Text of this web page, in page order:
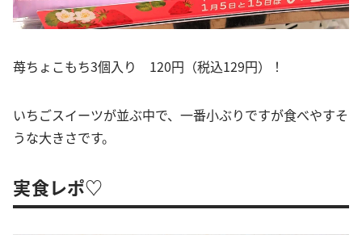
苺ちょこもち3個入り 120円（税込129円）！
いちごスイーツが並ぶ中で、一番小ぶりですが食べやすそ
うな大きさです。
実食レポ♡